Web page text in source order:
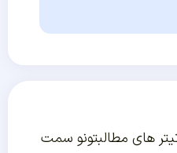
های مطالبتونو سمت